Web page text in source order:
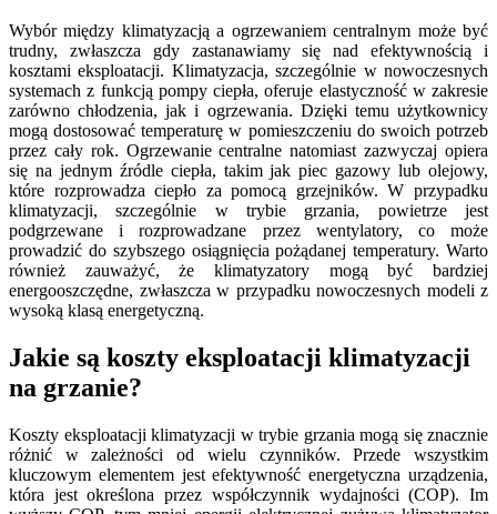
Wybór między klimatyzacją a ogrzewaniem centralnym może być
trudny, zwłaszcza gdy zastanawiamy się nad efektywnością i
kosztami eksploatacji. Klimatyzacja, szczególnie w nowoczesnych
systemach z funkcją pompy ciepła, oferuje elastyczność w zakresie
zarówno chłodzenia, jak i ogrzewania. Dzięki temu użytkownicy
mogą dostosować temperaturę w pomieszczeniu do swoich potrzeb
przez cały rok. Ogrzewanie centralne natomiast zazwyczaj opiera
się na jednym źródle ciepła, takim jak piec gazowy lub olejowy,
które rozprowadza ciepło za pomocą grzejników. W przypadku
klimatyzacji, szczególnie w trybie grzania, powietrze jest
podgrzewane i rozprowadzane przez wentylatory, co może
prowadzić do szybszego osiągnięcia pożądanej temperatury. Warto
również zauważyć, że klimatyzatory mogą być bardziej
energooszczędne, zwłaszcza w przypadku nowoczesnych modeli z
wysoką klasą energetyczną.
Jakie są koszty eksploatacji klimatyzacji
na grzanie?
Koszty eksploatacji klimatyzacji w trybie grzania mogą się znacznie
różnić w zależności od wielu czynników. Przede wszystkim
kluczowym elementem jest efektywność energetyczna urządzenia,
która jest określona przez współczynnik wydajności (COP). Im